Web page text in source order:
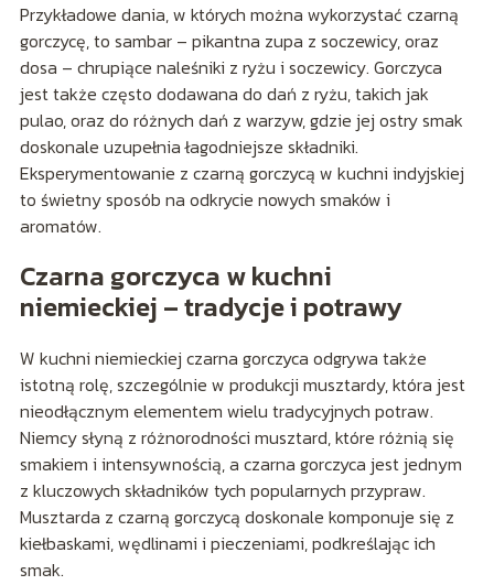
Przykładowe dania, w których można wykorzystać czarną
gorczycę, to sambar – pikantna zupa z soczewicy, oraz
dosa – chrupiące naleśniki z ryżu i soczewicy. Gorczyca
jest także często dodawana do dań z ryżu, takich jak
pulao, oraz do różnych dań z warzyw, gdzie jej ostry smak
doskonale uzupełnia łagodniejsze składniki.
Eksperymentowanie z czarną gorczycą w kuchni indyjskiej
to świetny sposób na odkrycie nowych smaków i
aromatów.
Czarna gorczyca w kuchni
niemieckiej – tradycje i potrawy
W kuchni niemieckiej czarna gorczyca odgrywa także
istotną rolę, szczególnie w produkcji musztardy, która jest
nieodłącznym elementem wielu tradycyjnych potraw.
Niemcy słyną z różnorodności musztard, które różnią się
smakiem i intensywnością, a czarna gorczyca jest jednym
z kluczowych składników tych popularnych przypraw.
Musztarda z czarną gorczycą doskonale komponuje się z
kiełbaskami, wędlinami i pieczeniami, podkreślając ich
smak.